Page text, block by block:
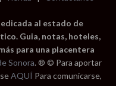
al estado de
Guia, notas, hoteles,
para una placentera
Sonora. ® © Para aportar
AQUÍ Para comunicarse,